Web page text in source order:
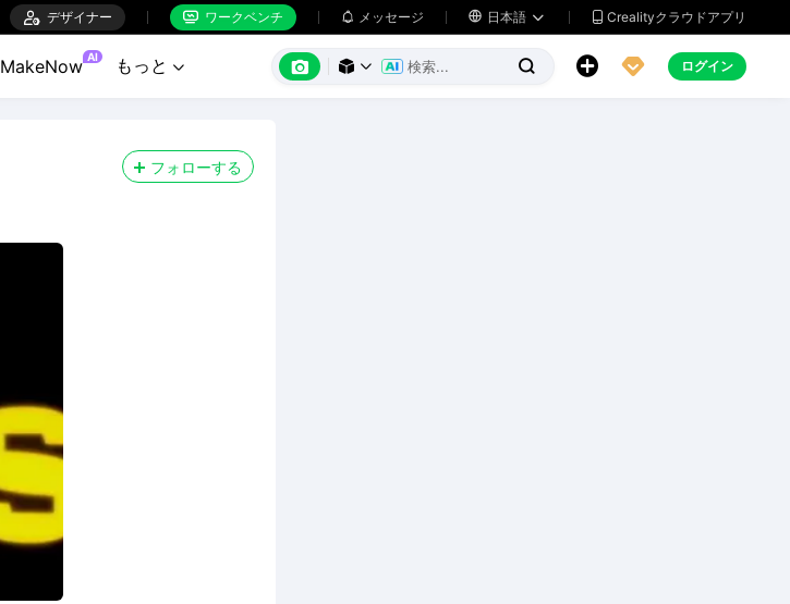
 デザイナー  ワークベンチ  メッセージ  日本語   Crealityクラウドアプリ
MakeNow AI もっと        ログイン
フォローする